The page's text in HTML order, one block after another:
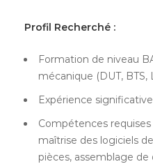
Profil Recherché :
Formation de niveau
mécanique (DUT, BTS,
Expérience
Compétences
maîtrise des logiciels
pièces, assemblage